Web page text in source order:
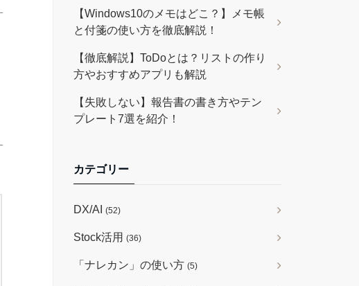
【Windows10のメモはどこ？】メモ帳
と付箋の使い方を徹底解説！
【徹底解説】ToDoとは？リストの作り
方やおすすめアプリも解説
【失敗しない】報告書の書き方やテン
プレート7選を紹介！
カテゴリー
DX/AI (52)
Stock活用 (36)
「ナレカン」の使い方 (5)